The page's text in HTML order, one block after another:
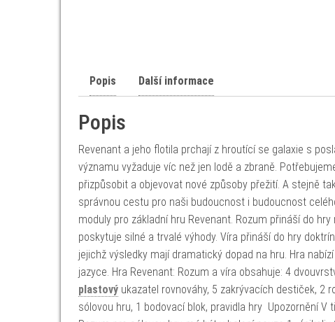
Popis Další informace
Popis
Revenant a jeho flotila prchají z hroutící se galaxie s
významu vyžaduje víc než jen lodě a zbraně.
přizpůsobit a objevovat nové způsoby přežití. A stejně
správnou cestu pro naši budoucnost i budoucnost
moduly pro základní hru Revenant. Rozum přináší do
poskytuje silné a trvalé výhody. Víra přináší do hry
jejichž výsledky mají dramatický dopad na hru. Hra
jazyce. Hra Revenant: Rozum a víra obsahuje: 4
plastový ukazatel rovnováhy, 5 zakrývacích destiček, 2
sólovou hru, 1 bodovací blok, pravidla hry Upozornění